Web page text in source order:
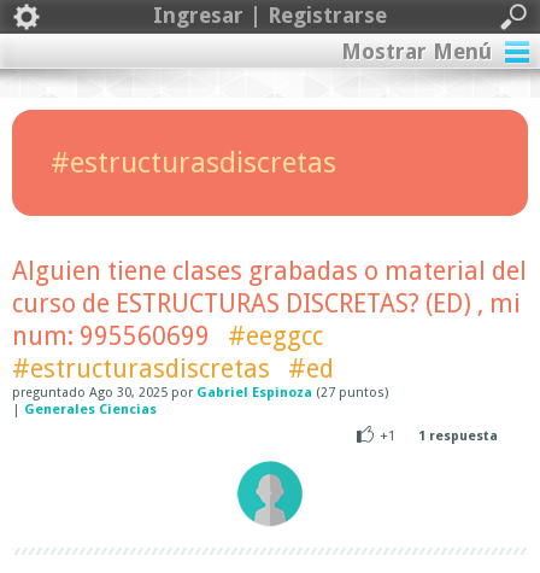
Ingresar | Registrarse
Mostrar Menú
#estructurasdiscretas
Alguien tiene clases grabadas o material del
curso de ESTRUCTURAS DISCRETAS? (ED) , mi
num: 995560699
#eeggcc
#estructurasdiscretas
#ed
preguntado Ago 30, 2025 por Gabriel Espinoza (27 puntos)
| Generales Ciencias
+1
1 respuesta